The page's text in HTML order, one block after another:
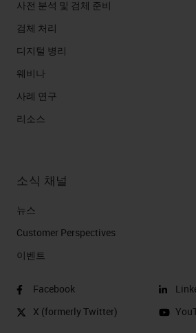
사전 분석 및 검체 준비
검체 처리
디지털 병리
웨비나
사례 연구
리소스
소식 채널
뉴스
Customer Perspectives​
이벤트
Facebook
X (formerly Twitter)